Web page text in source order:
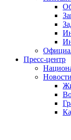
Пресс-центр
Новости